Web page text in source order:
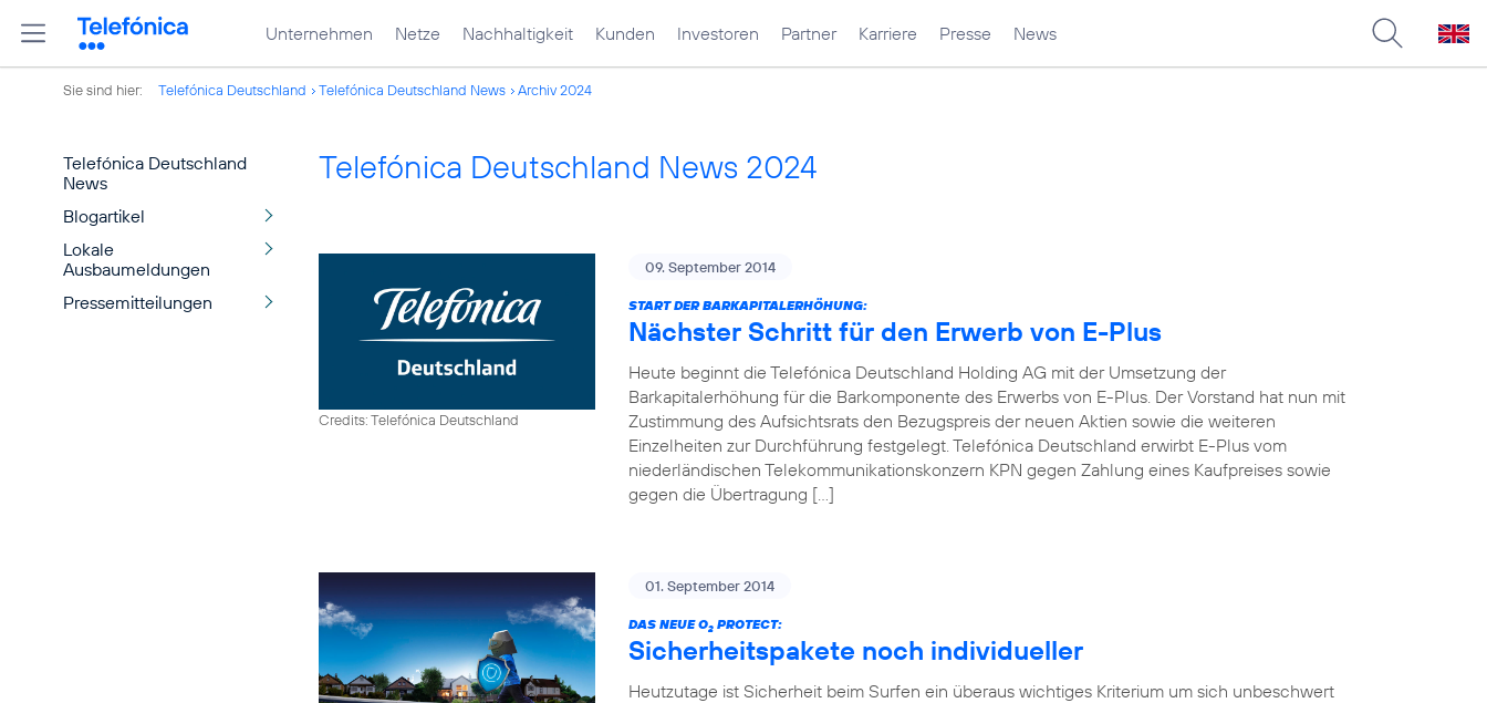
Unternehmen Netze Nachhaltigkeit Kunden Investoren Partner Karriere Presse News
Sie sind hier: Telefónica Deutschland Telefónica Deutschland News Archiv 2024
Telefónica Deutschland
News
Blogartikel
Lokale
Ausbaumeldungen
Pressemitteilungen
Telefónica Deutschland News 2024
Credits: Telefónica Deutschland
09. September 2014
START DER BARKAPITALERHÖHUNG:
Nächster Schritt für den Erwerb von E-Plus
Heute beginnt die Telefónica Deutschland Holding AG mit der Umsetzung der
Barkapitalerhöhung für die Barkomponente des Erwerbs von E-Plus. Der Vorstand hat nun mit
Zustimmung des Aufsichtsrats den Bezugspreis der neuen Aktien sowie die weiteren
Einzelheiten zur Durchführung festgelegt. Telefónica Deutschland erwirbt E-Plus vom
niederländischen Telekommunikationskonzern KPN gegen Zahlung eines Kaufpreises sowie
gegen die Übertragung […]
01. September 2014
DAS NEUE O2 PROTECT:
Sicherheitspakete noch individueller
Heutzutage ist Sicherheit beim Surfen ein überaus wichtiges Kriterium um sich unbeschwert